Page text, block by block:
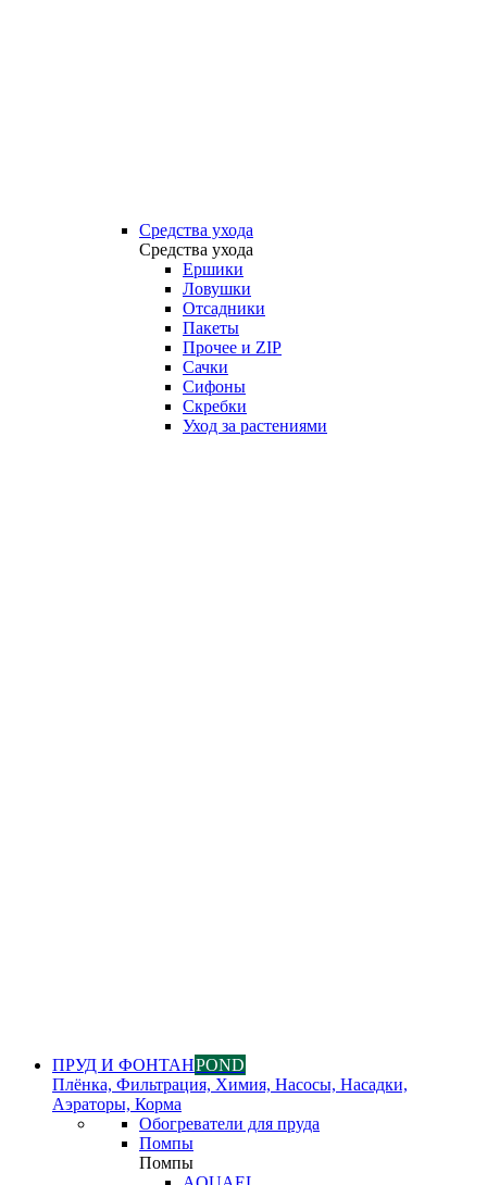
Средства ухода
Средства ухода
Ершики
Ловушки
Отсадники
Пакеты
Прочее и ZIP
Сачки
Сифоны
Скребки
Уход за растениями
ПРУД И ФОНТАНPOND
Плёнка, Фильтрация, Химия, Насосы, Насадки,
Аэраторы, Корма
Обогреватели для пруда
Помпы
Помпы